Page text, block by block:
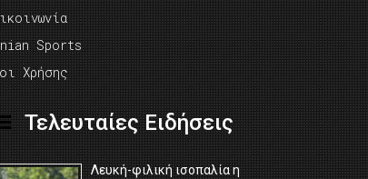
Sports
Χρήσης
Τελευταίες Ειδήσεις
Λευκή-φιλική ισοπαλία η